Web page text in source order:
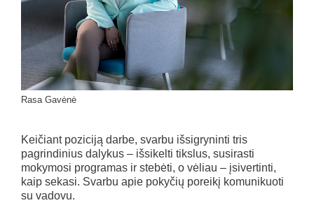
Rasa Gavėnė
Keičiant poziciją darbe, svarbu išsigryninti tris
pagrindinius dalykus – išsikelti tikslus, susirasti
mokymosi programas ir stebėti, o vėliau – įsivertinti,
kaip sekasi. Svarbu apie pokyčių poreikį komunikuoti
su vadovu.